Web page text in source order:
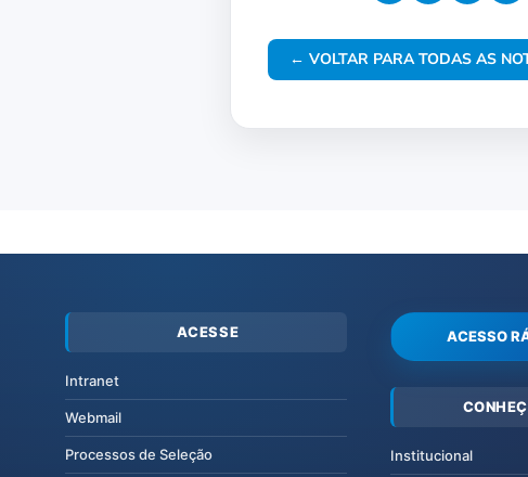
← VOLTAR PARA TODAS AS
ACESSE
Intranet
Webmail
Processos de Seleção
ACESSO
Institucional